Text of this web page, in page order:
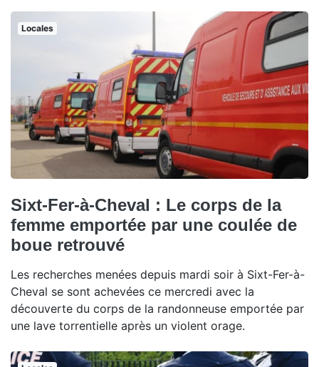
Locales
Sixt-Fer-à-Cheval : Le corps de la
femme emportée par une coulée de
boue retrouvé
Les recherches menées depuis mardi soir à Sixt-Fer-à-
Cheval se sont achevées ce mercredi avec la
découverte du corps de la randonneuse emportée par
une lave torrentielle après un violent orage.